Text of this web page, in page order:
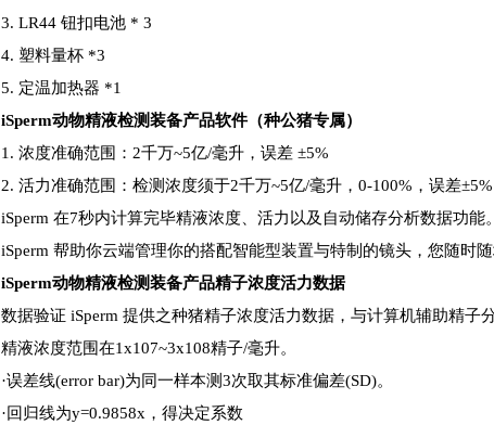
3. LR44 钮扣电池 * 3
4. 塑料量杯 *3
5. 定温加热器 *1
iSperm动物精液检测装备产品软件（种公猪专属）
1. 浓度准确范围：2千万~5亿/毫升，误差 ±5%
2. 活力准确范围：检测浓度须于2千万~5亿/毫升，0-100%，误差±5%
iSperm 在7秒内计算完毕精液浓度、活力 以及 自动储存分析数据功能。
iSperm 帮助你云端管理你的搭配智能型装置与特制的镜头，您随时
iSperm动物精液检测装备产品精子浓度活力数据
数据验证 iSperm 提供之种猪精子浓度活力数据，与计算机辅助精子
精液浓度范围在1x107~3x108精子/毫升。
·误差线(error bar)为同一样本测3次取其标准偏差(SD)。
·回归线为y=0.9858x，得决定系数